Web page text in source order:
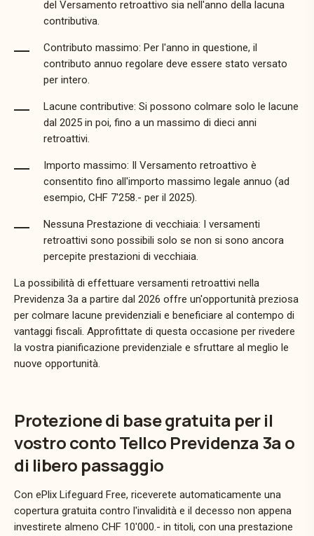
del Versamento retroattivo sia nell'anno della lacuna
contributiva.
Contributo massimo: Per l'anno in questione, il
contributo annuo regolare deve essere stato versato
per intero.
Lacune contributive: Si possono colmare solo le lacune
dal 2025 in poi, fino a un massimo di dieci anni
retroattivi.
Importo massimo: Il Versamento retroattivo è
consentito fino all'importo massimo legale annuo (ad
esempio, CHF 7'258.- per il 2025).
Nessuna Prestazione di vecchiaia: I versamenti
retroattivi sono possibili solo se non si sono ancora
percepite prestazioni di vecchiaia.
La possibilità di effettuare versamenti retroattivi nella
Previdenza 3a a partire dal 2026 offre un'opportunità preziosa
per colmare lacune previdenziali e beneficiare al contempo di
vantaggi fiscali. Approfittate di questa occasione per rivedere
la vostra pianificazione previdenziale e sfruttare al meglio le
nuove opportunità.
Protezione di base gratuita per il
vostro conto Tellco Previdenza 3a o
di libero passaggio
Con ePlix Lifeguard Free, riceverete automaticamente una
copertura gratuita contro l'invalidità e il decesso non appena
investirete almeno CHF 10'000.- in titoli, con una prestazione